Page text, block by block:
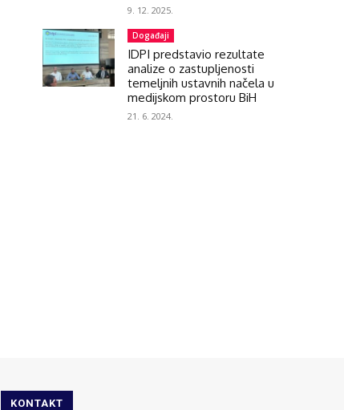
9. 12. 2025.
Događaji
IDPI predstavio rezultate
analize o zastupljenosti
temeljnih ustavnih načela u
medijskom prostoru BiH
21. 6. 2024.
KONTAKT